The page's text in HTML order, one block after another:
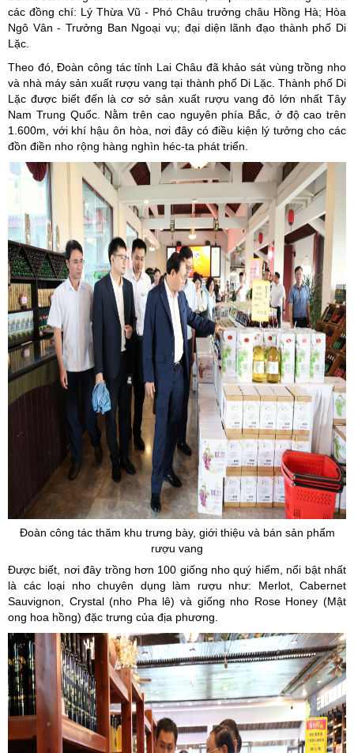
các đồng chí: Lý Thừa Vũ - Phó Châu trưởng châu Hồng Hà; Hòa
Ngô Vân - Trưởng Ban Ngoại vụ; đại diện lãnh đạo thành phố Di
Lặc.
Theo đó, Đoàn công tác tỉnh Lai Châu đã khảo sát vùng trồng nho
và nhà máy sản xuất rượu vang tại thành phố Di Lặc. Thành phố Di
Lặc được biết đến là cơ sở sản xuất rượu vang đỏ lớn nhất Tây
Nam Trung Quốc. Nằm trên cao nguyên phía Bắc, ở độ cao trên
1.600m, với khí hậu ôn hòa, nơi đây có điều kiện lý tưởng cho các
đồn điền nho rộng hàng nghìn héc-ta phát triển.
Đoàn công tác thăm khu trưng bày, giới thiệu và bán sản phẩm
rượu vang
Được biết, nơi đây trồng hơn 100 giống nho quý hiếm, nổi bật nhất
là các loại nho chuyên dụng làm rượu như: Merlot, Cabernet
Sauvignon, Crystal (nho Pha lê) và giống nho Rose Honey (Mật
ong hoa hồng) đặc trưng của địa phương.